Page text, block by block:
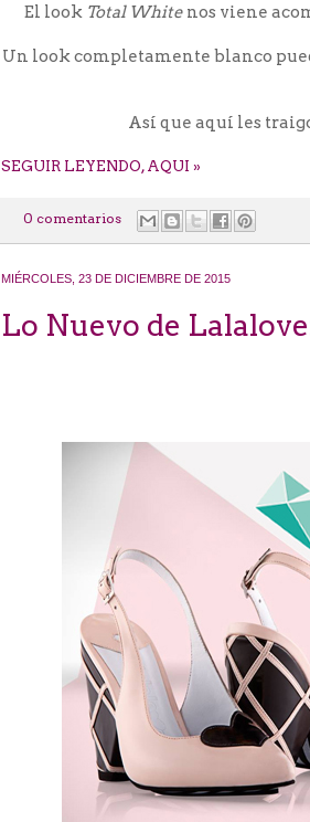
El look Total White nos viene
Un look completamente blanco
Así que aquí les
SEGUIR LEYENDO, AQUI »
0 comentarios
MIÉRCOLES, 23 DE DICIEMBRE DE 2015
Lo Nuevo de